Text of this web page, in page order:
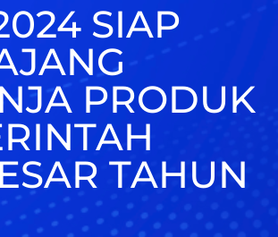
SIAP
PRODUK
TAHUN